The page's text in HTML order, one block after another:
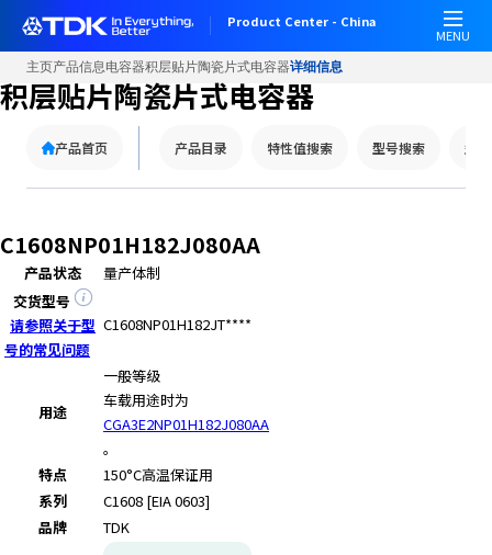
Product Center - China
MENU
主页产品信息电容器积层贴片陶瓷片式电容器详细信息
积层贴片陶瓷片式电容器
产品首页 产品目录 特性值搜索 型号搜索 型
C1608NP01H182J080AA
产品状态
量产体制
交货型号
请参照关于型
号的常见问题
C1608NP01H182JT****
用途
一般等级
车载用途时为
CGA3E2NP01H182J080AA
。
特点
150°C高温保证用
系列
C1608 [EIA 0603]
品牌
TDK